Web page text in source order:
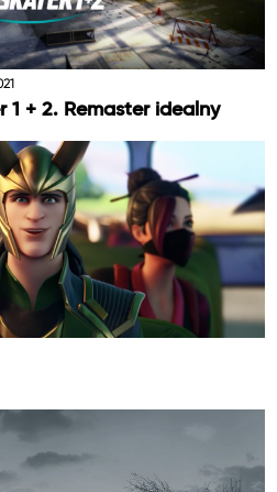
1 + 2. Remaster idealny